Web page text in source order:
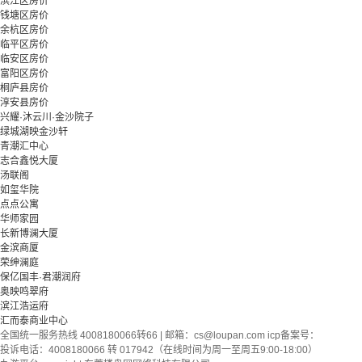
钱塘区房价
余杭区房价
临平区房价
临安区房价
富阳区房价
桐庐县房价
淳安县房价
兴耀·沐云川·金沙院子
绿城湖映金沙轩
青潮汇中心
志合鑫悦大厦
汤联阁
如玺华院
点点公寓
华师家园
长新博澜大厦
金滨商厦
荣绅澜庭
保亿国丰·君潮润府
奥映鸣翠府
滨江浩运府
汇而泰商业中心
全国统一服务热线 4008180066转66 | 邮箱： cs@loupan.com icp备案号：
投诉电话：4008180066 转 017942（在线时间为周一至周五9:00-18:00）